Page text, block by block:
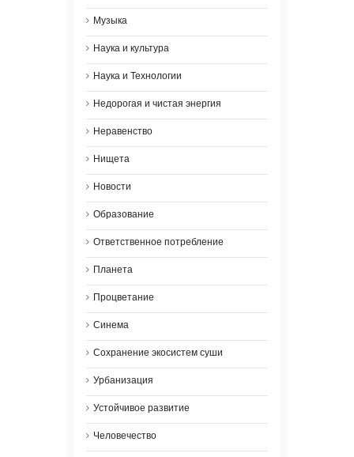
Музыка
Наука и культура
Наука и Технологии
Недорогая и чистая энергия
Неравенство
Нищета
Новости
Образование
Ответственное потребление
Планета
Процветание
Синема
Сохранение экосистем суши
Урбанизация
Устойчивое развитие
Человечество